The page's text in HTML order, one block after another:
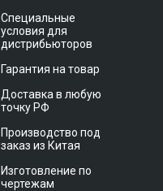
Специальные
условия для
дистрибьюторов
Гарантия на товар
Доставка в любую
точку РФ
Производство под
заказ из Китая
Изготовление по
чертежам